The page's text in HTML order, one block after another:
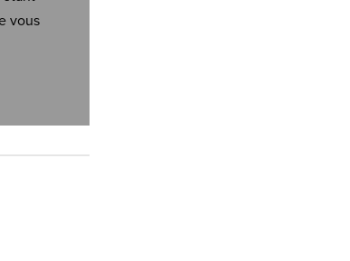
vous